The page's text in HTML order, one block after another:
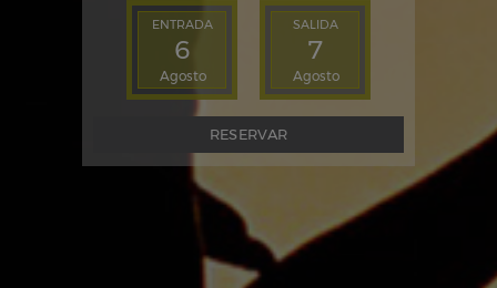
ENTRADA
6
Agosto
SALIDA
7
Agosto